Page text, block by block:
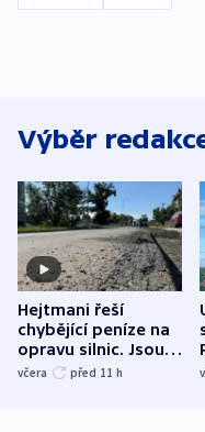
Výběr
Hejtmani řeší
chybějící peníze na
opravu silnic. Jsou
nenárokové, namítá
včera před 11 h